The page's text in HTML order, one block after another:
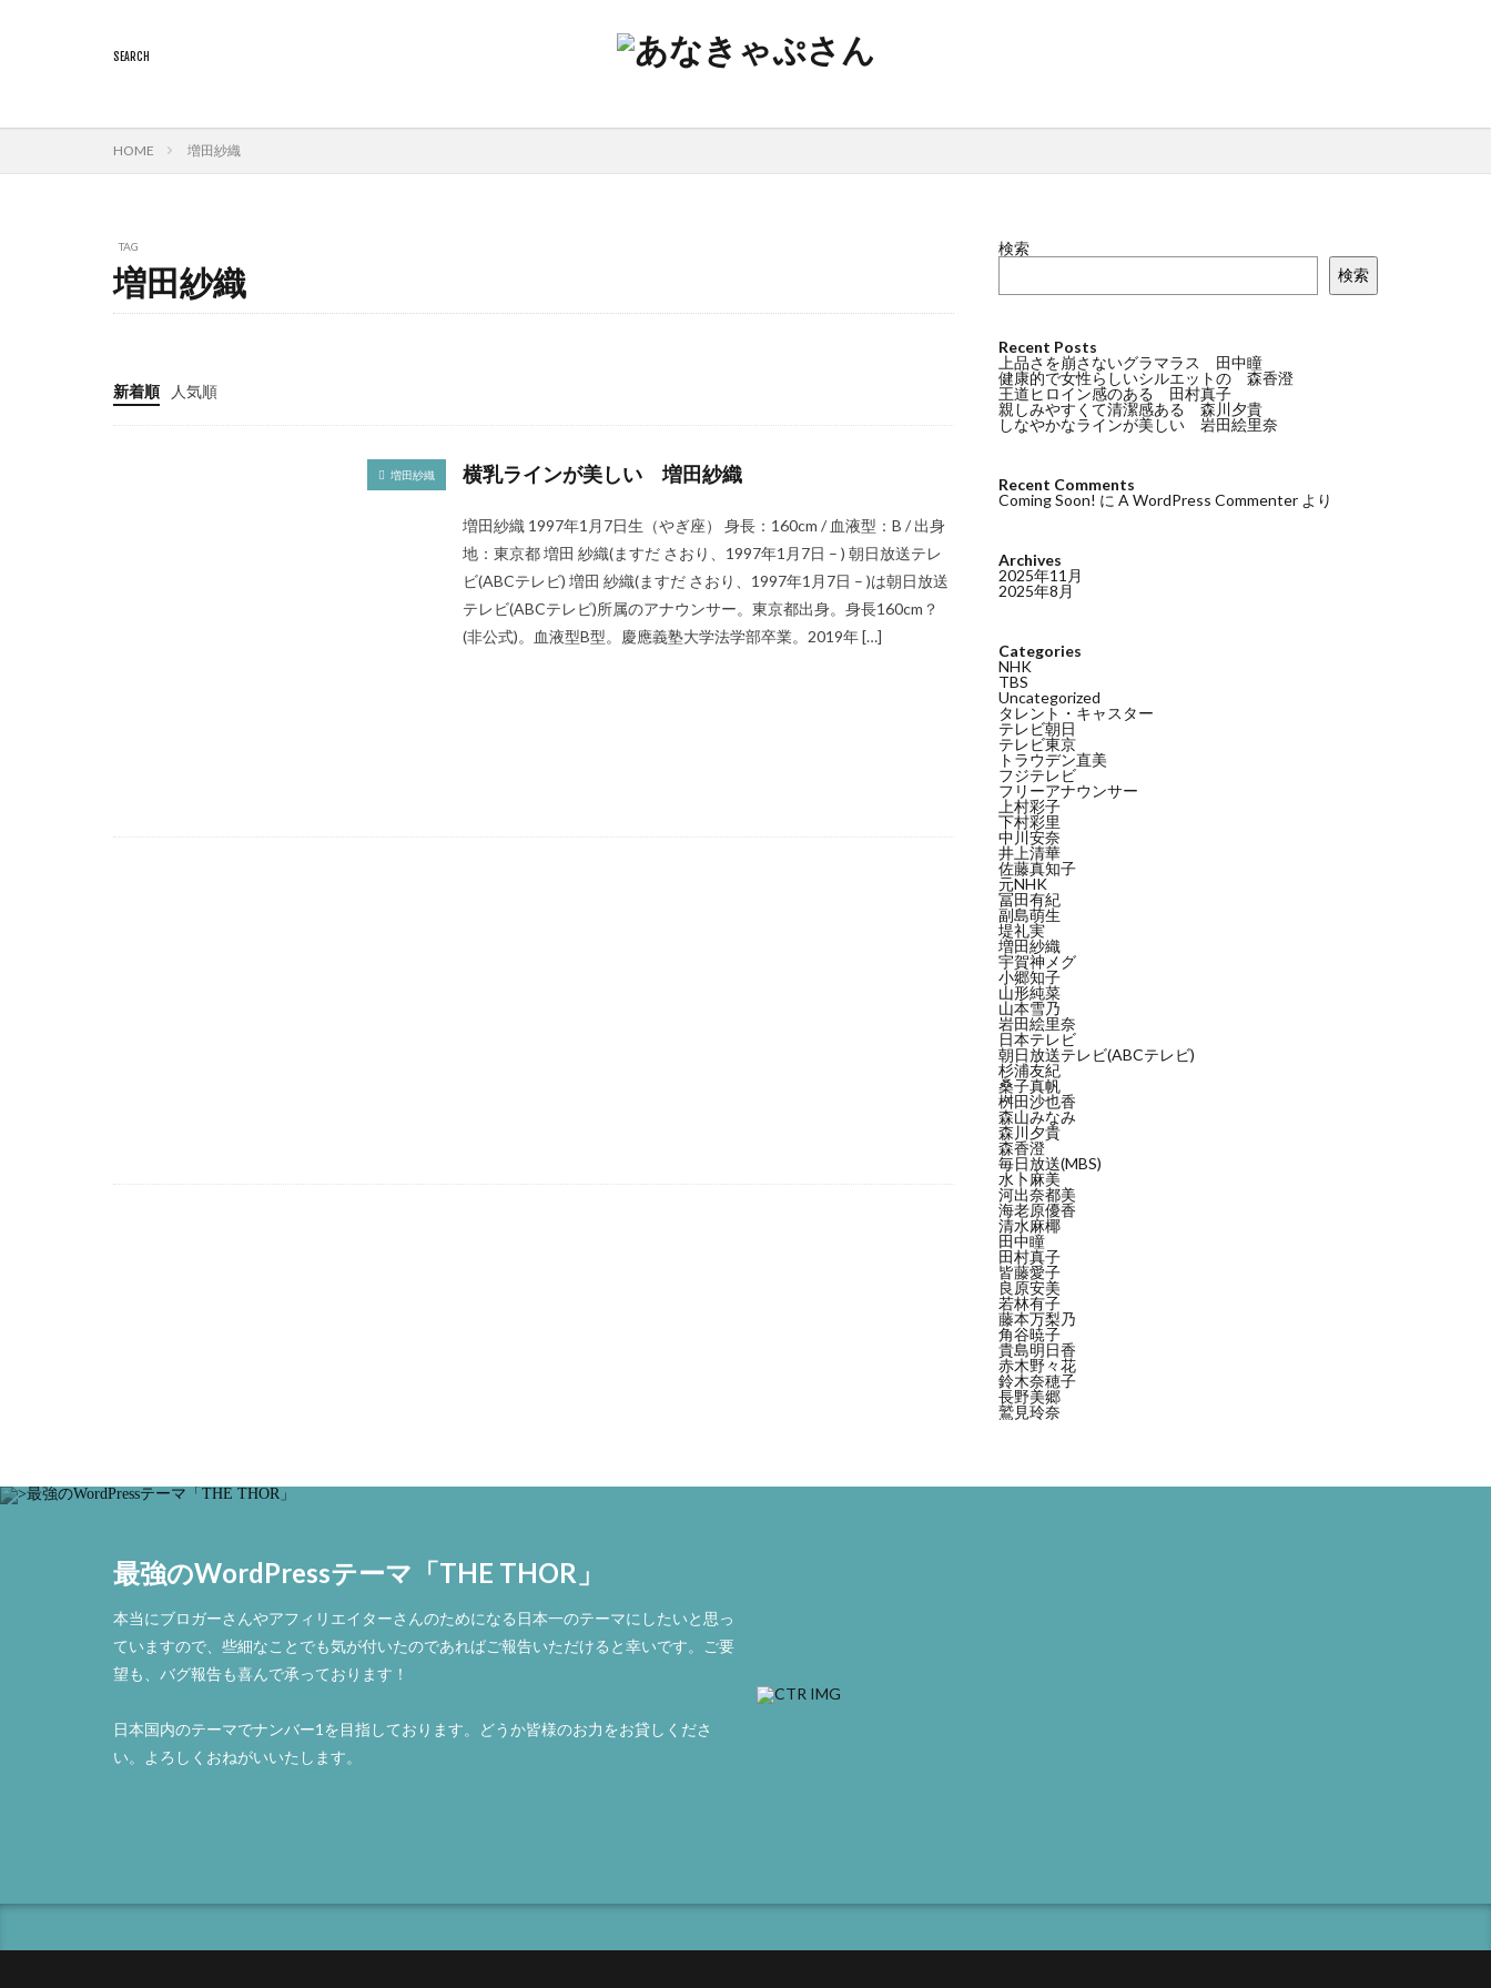
HOME 増田紗織
TAG
増田紗織
新着順 人気順
増田紗織 横乳ラインが美しい 増田紗織
増田紗織 1997年1月7日生（やぎ座） 身長：160cm / 血液型：B / 出身
地：東京都 増田 紗織(ますだ さおり、1997年1月7日 – ) 朝日放送テレ
ビ(ABCテレビ) 増田 紗織(ますだ さおり、1997年1月7日 – )は朝日放送
テレビ(ABCテレビ)所属のアナウンサー。東京都出身。身長160cm？
(非公式)。血液型B型。慶應義塾大学法学部卒業。2019年 […]
検索
検索
Recent Posts
上品さを崩さないグラマラス 田中瞳
健康的で女性らしいシルエットの 森香澄
王道ヒロイン感のある 田村真子
親しみやすくて清潔感ある 森川夕貴
しなやかなラインが美しい 岩田絵里奈
Recent Comments
Coming Soon! に A WordPress Commenter より
Archives
2025年11月
2025年8月
Categories
NHK
TBS
Uncategorized
タレント・キャスター
テレビ朝日
テレビ東京
トラウデン直美
フジテレビ
フリーアナウンサー
上村彩子
下村彩里
中川安奈
井上清華
佐藤真知子
元NHK
冨田有紀
副島萌生
堤礼実
増田紗織
宇賀神メグ
小郷知子
山形純菜
山本雪乃
岩田絵里奈
日本テレビ
朝日放送テレビ(ABCテレビ)
杉浦友紀
桑子真帆
桝田沙也香
森山みなみ
森川夕貴
森香澄
毎日放送(MBS)
水卜麻美
河出奈都美
海老原優香
清水麻椰
田中瞳
田村真子
皆藤愛子
良原安美
若林有子
藤本万梨乃
角谷暁子
貴島明日香
赤木野々花
鈴木奈穂子
長野美郷
鷲見玲奈
最強のWordPressテーマ「THE THOR」
本当にブロガーさんやアフィリエイターさんのためになる日本一のテーマにしたいと思っ
ていますので、些細なことでも気が付いたのであればご報告いただけると幸いです。ご要
望も、バグ報告も喜んで承っております！
日本国内のテーマでナンバー1を目指しております。どうか皆様のお力をお貸しくださ
い。よろしくおねがいいたします。